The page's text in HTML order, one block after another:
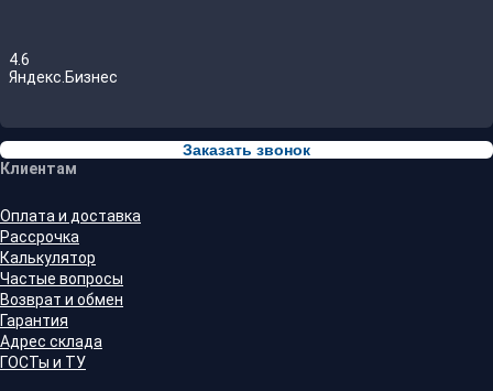
4.6
Яндекс.Бизнес
Заказать звонок
Клиентам
Оплата и доставка
Рассрочка
Калькулятор
Частые вопросы
Возврат и обмен
Гарантия
Адрес склада
ГОСТы и ТУ